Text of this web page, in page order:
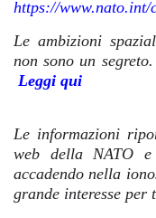
https://www.nato.int/
Le ambizioni
non sono un segreto.
Leggi qui
Le informazioni
web della NATO
accadendo nella
grande interesse